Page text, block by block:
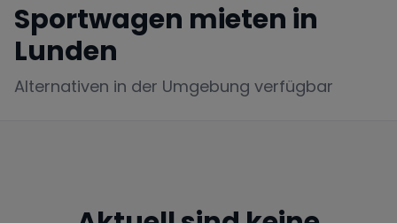
Sportwagen mieten in
Lunden
Alternativen in der Umgebung verfügbar